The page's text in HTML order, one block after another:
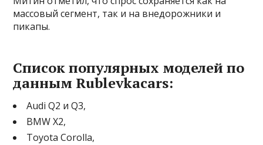
массовый сегмент, так и на внедорожники и
пикапы.
Список популярных моделей по
данным Rublevkacars:
Audi Q2 и Q3,
BMW X2,
Toyota Corolla,